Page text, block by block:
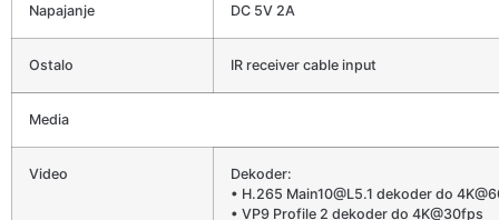
Napajanje DC 5V 2A
Ostalo IR receiver cable input
Media
Video
Dekoder:
• H.265 Main10@L5.1 dekoder do
• VP9 Profile 2 dekoder do 4K@30fps